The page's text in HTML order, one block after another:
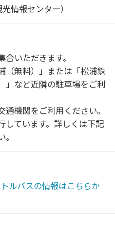
光情報センター）
いただきます。
（無料）」または「松浦鉄
など近隣の駐車場をご利
機関をご利用ください。
ています。詳しくは下記
ルバスの情報はこちらか